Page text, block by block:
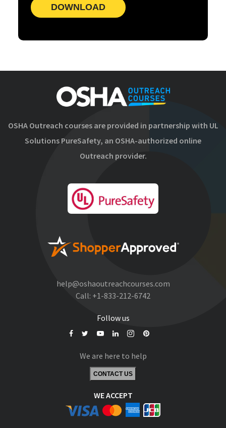
DOWNLOAD
OSHA Outreach courses are provided in partnership with UL
Solutions PureSafety, an OSHA-authorized online
Outreach provider.
help@oshaoutreachcourses.com
Call: +1-833-212-6742
Follow us
We are here to help
CONTACT US
WE ACCEPT